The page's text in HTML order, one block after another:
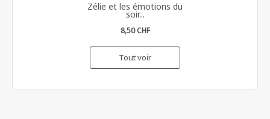
Zélie et les émotions du
soir...
8,50 CHF
Tout voir